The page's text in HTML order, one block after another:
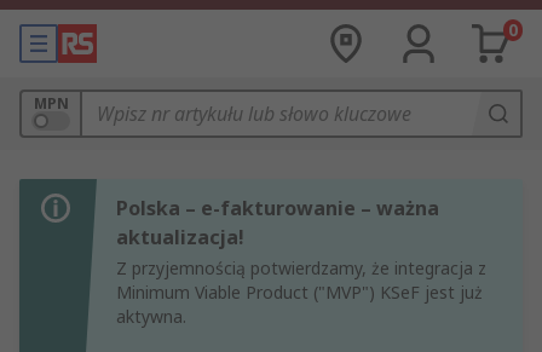
0
MPN
Polska – e-fakturowanie – ważna
aktualizacja!
Z przyjemnością potwierdzamy, że integracja z
Minimum Viable Product ("MVP") KSeF jest już
aktywna.